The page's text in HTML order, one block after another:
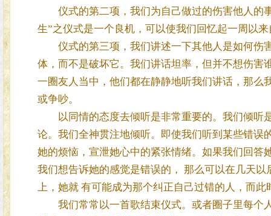
仪式的第二项，我们为自己做过的伤害他人的
生”之仪式是一个良机，可以使我们回忆起一周以
仪式的第三项，我们讲述一下其他人是如何伤
体，而不是破坏它。我们讲话坦率，但并不想伤害
一圈友人当中，他们都在静静地听我们讲话，那么
或争吵。
以同情的态度去倾听是非常重要的。我们倾听
论。我们全神贯注地倾听。即使我们听到某些错误
她的烦恼，宣泄她心中的紧张情绪。如果我们回答
我们想告诉她的感觉是错误的， 那么可以在几天
上，她就 有可能成为那个纠正自己过错的人，而此
我们常常以一首歌结束仪式。或者圈子里每个